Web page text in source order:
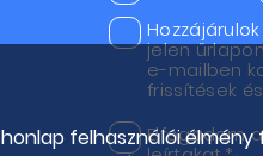
jelen
e-mailben
frissítések
Elfogadom
felhasználói